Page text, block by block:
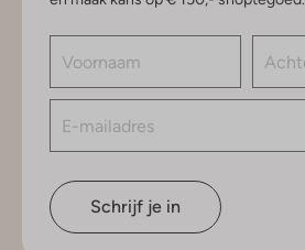
Schrijf je in